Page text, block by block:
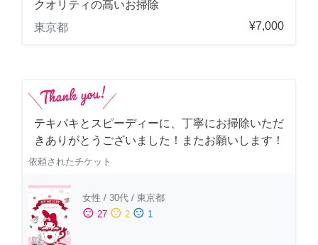
クオリティの高いお掃除
東京都
¥7,000
テキパキとスピーディーに、丁寧にお掃除いただ
きありがとうございました！またお願いします！
依頼されたチケット
女性 / 30代 / 東京都
sentiment_satisfied 27 sentiment_neutral 2 sentiment_dissatisfied 1